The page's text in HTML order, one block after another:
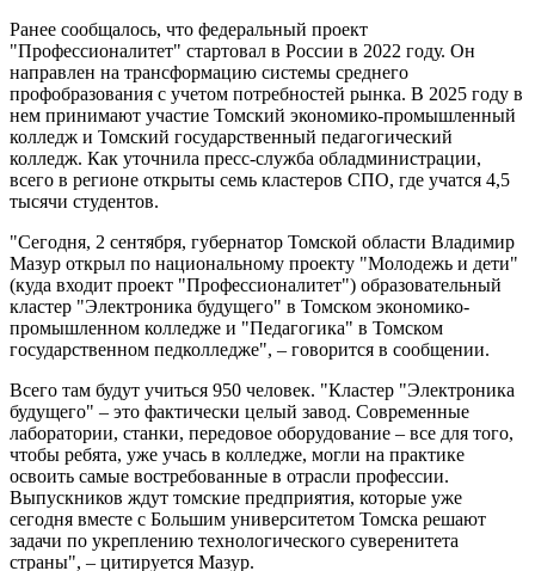
Ранее сообщалось, что федеральный проект
"Профессионалитет" стартовал в России в 2022 году. Он
направлен на трансформацию системы среднего
профобразования с учетом потребностей рынка. В 2025 году в
нем принимают участие Томский экономико-промышленный
колледж и Томский государственный педагогический
колледж. Как уточнила пресс-служба обладминистрации,
всего в регионе открыты семь кластеров СПО, где учатся 4,5
тысячи студентов.
"Сегодня, 2 сентября, губернатор Томской области Владимир
Мазур открыл по национальному проекту "Молодежь и дети"
(куда входит проект "Профессионалитет") образовательный
кластер "Электроника будущего" в Томском экономико-
промышленном колледже и "Педагогика" в Томском
государственном педколледже", – говорится в сообщении.
Всего там будут учиться 950 человек. "Кластер "Электроника
будущего" – это фактически целый завод. Современные
лаборатории, станки, передовое оборудование – все для того,
чтобы ребята, уже учась в колледже, могли на практике
освоить самые востребованные в отрасли профессии.
Выпускников ждут томские предприятия, которые уже
сегодня вместе с Большим университетом Томска решают
задачи по укреплению технологического суверенитета
страны", – цитируется Мазур.